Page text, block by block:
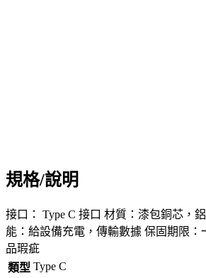
規格/說明
接口： Type C 接口 材質：漆包銅芯，
能：給設備充電，傳輸數據 保固期限：
品瑕疵
類型 Type C